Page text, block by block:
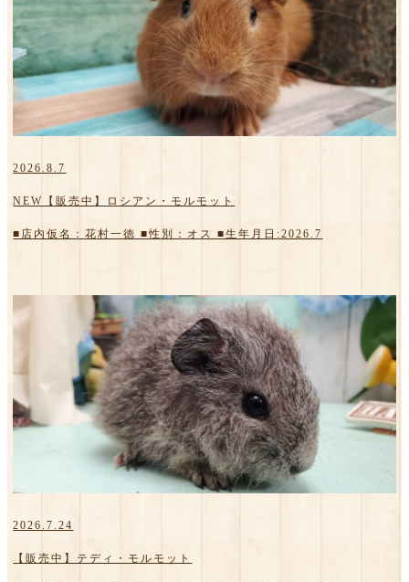
2026.8.7
NEW【販売中】ロシアン・モルモット
■店内仮名：花村一徳 ■性別：オス ■生年月日:2026.7
2026.7.24
【販売中】テディ・モルモット